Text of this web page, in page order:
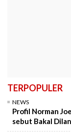
TERPOPULER
NEWS
Profil Norman
sebut Bakal